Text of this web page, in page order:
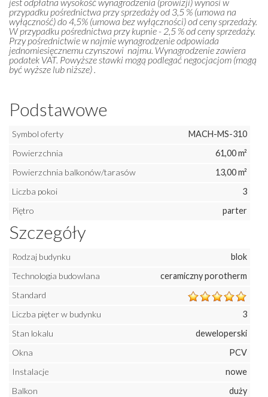
przypadku pośrednictwa przy sprzedaży od 3,5 % (umowa na
wyłączność) do 4,5% (umowa bez wyłączności) od ceny sprzedaży.
W przypadku pośrednictwa przy kupnie - 2,5 % od ceny sprzedaży.
Przy pośrednictwie w najmie wynagrodzenie odpowiada
jednomiesięcznemu czynszowi najmu. Wynagrodzenie zawiera
podatek VAT. Powyższe stawki mogą podlegać negocjacjom (mogą
być wyższe lub niższe) .
Podstawowe
Symbol oferty
MACH-MS-310
Powierzchnia
61,00 m²
Powierzchnia balkonów/tarasów
13,00 m²
Liczba pokoi
3
Piętro
parter
Szczegóły
Rodzaj budynku
blok
Technologia budowlana
ceramiczny porotherm
Standard
Liczba pięter w budynku
3
Stan lokalu
deweloperski
Okna
PCV
Instalacje
nowe
Balkon
duży